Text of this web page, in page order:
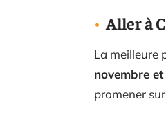
Aller à
La meilleure
novembre
promener